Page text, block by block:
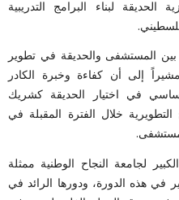
لبناء البرامج التدريبية
المستشفى والحديقة في تطوير
إلى أن كفاءة وخبرة الكادر
في اختيار الحديقة كشريك
خلال الفترة المقبلة في
لجامعة النجاح الوطنية ممثلة
في هذه الدورة، ودورها الرائد في